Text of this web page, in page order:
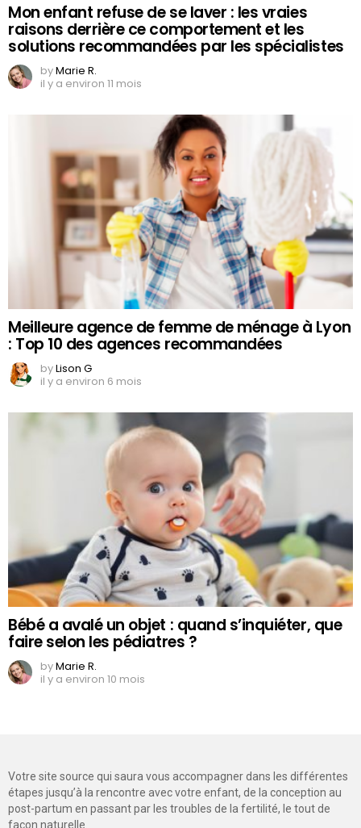
Mon enfant refuse de se laver : les vraies
raisons derrière ce comportement et les
solutions recommandées par les spécialistes
byMarie R.
il y a environ 11 mois
Meilleure agence de femme de ménage à Lyon
: Top 10 des agences recommandées
byLison G
il y a environ 6 mois
Bébé a avalé un objet : quand s’inquiéter, que
faire selon les pédiatres ?
byMarie R.
il y a environ 10 mois
Votre site source qui saura vous accompagner dans les différentes
étapes jusqu’à la rencontre avec votre enfant, de la conception au
post-partum en passant par les troubles de la fertilité, le tout de
façon naturelle.